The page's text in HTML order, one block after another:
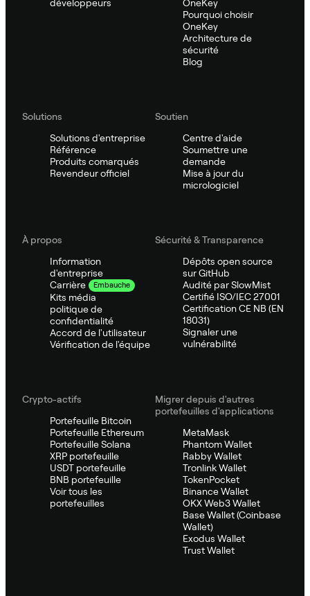
développeurs
OneKey
Pourquoi choisir
OneKey
Architecture de
sécurité
Blog
Solutions
Solutions d'entreprise
Référence
Produits comarqués
Revendeur officiel
Soutien
Centre d'aide
Soumettre une
demande
Mise à jour du
micrologiciel
À propos
Information
d'entreprise
Carrière
Embauche
Kits média
politique de
confidentialité
Accord de l'utilisateur
Vérification de l'équipe
Sécurité & Transparence
Dépôts open source
sur GitHub
Audité par SlowMist
Certifié ISO/IEC 27001
Certification CE NB (EN
18031)
Signaler une
vulnérabilité
Crypto-actifs
Portefeuille Bitcoin
Portefeuille Ethereum
Portefeuille Solana
XRP portefeuille
USDT portefeuille
BNB portefeuille
Voir tous les
portefeuilles
Migrer depuis d'autres
portefeuilles d'applications
MetaMask
Phantom Wallet
Rabby Wallet
Tronlink Wallet
TokenPocket
Binance Wallet
OKX Web3 Wallet
Base Wallet (Coinbase
Wallet)
Exodus Wallet
Trust Wallet